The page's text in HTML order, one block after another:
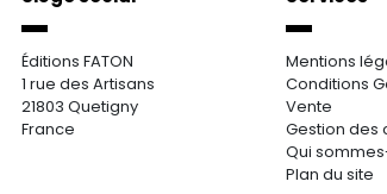
Éditions FATON
1 rue des Artisans
21803 Quetigny
France
Mentions
Conditions
Vente
Gestion des
Qui
Plan du site